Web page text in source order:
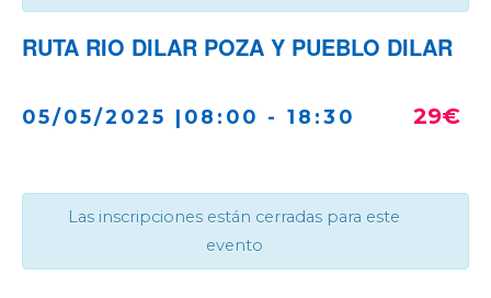
RUTA RIO DILAR POZA Y PUEBLO DILAR
05/05/2025 |08:00 - 18:30 29€
Las inscripciones están cerradas para este
evento